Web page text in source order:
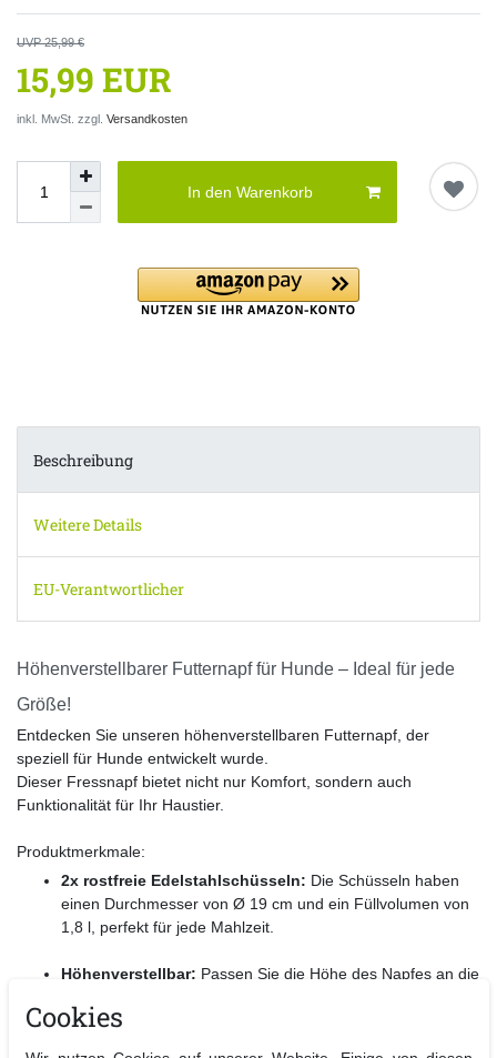
UVP 25,99 €
15,99 EUR
inkl. MwSt. zzgl. Versandkosten
In den Warenkorb
Beschreibung
Weitere Details
EU-Verantwortlicher
Höhenverstellbarer Futternapf für Hunde – Ideal für jede
Größe!
Entdecken Sie unseren höhenverstellbaren Futternapf, der
speziell für Hunde entwickelt wurde.
Dieser Fressnapf bietet nicht nur Komfort, sondern auch
Funktionalität für Ihr Haustier.
Produktmerkmale:
2x rostfreie Edelstahlschüsseln: Die Schüsseln haben
einen Durchmesser von Ø 19 cm und ein Füllvolumen von
1,8 l, perfekt für jede Mahlzeit.
Höhenverstellbar: Passen Sie die Höhe des Napfes an die
gesunde Fresshaltung zu fördern.
Cookies